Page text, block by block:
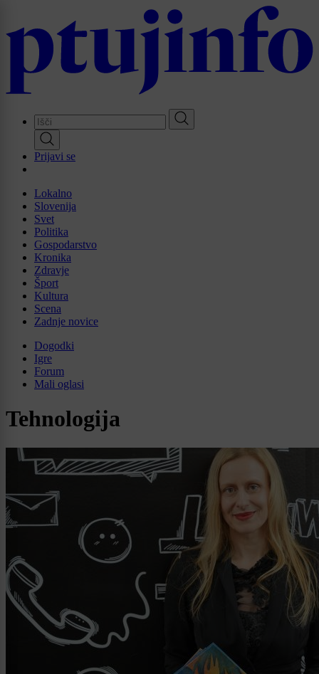
main
Prijavi se
Lokalno
Slovenija
Svet
Politika
Gospodarstvo
Kronika
Zdravje
Šport
Kultura
Scena
Zadnje novice
Dogodki
Igre
Forum
Mali oglasi
Tehnologija